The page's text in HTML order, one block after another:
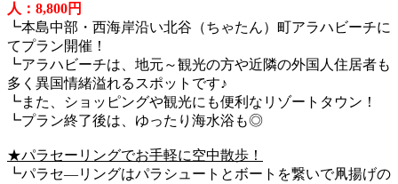
人：8,800円
┗本島中部・西海岸沿い北谷（ちゃたん）町アラハビーチに
てプラン開催！
┗アラハビーチは、地元～観光の方や近隣の外国人住居者も
多く異国情緒溢れるスポットです♪
┗また、ショッピングや観光にも便利なリゾートタウン！
┗プラン終了後は、ゆったり海水浴も◎
★パラセーリングでお手軽に空中散歩！
┗パラセ―リングはパラシュートとボートを繋いで凧揚げの